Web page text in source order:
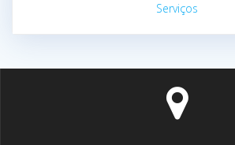
Serviços